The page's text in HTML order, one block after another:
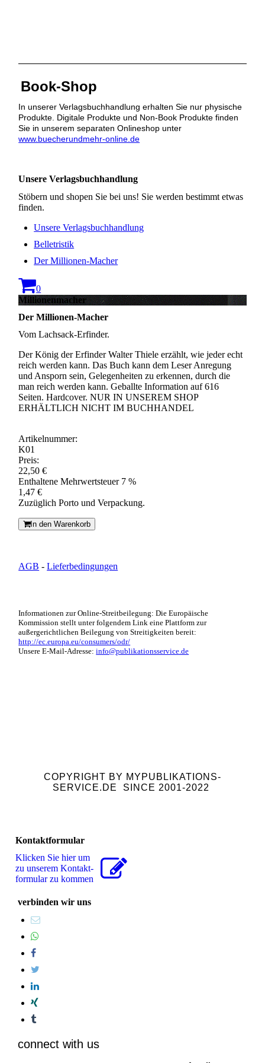
Book-Shop
In unserer Verlagsbuchhandlung erhalten Sie nur physische
Produkte. Digitale Produkte und Non-Book Produkte finden
Sie in unserem separaten Onlineshop unter
www.buecherundmehr-online.de
Unsere Verlagsbuchhandlung
Stöbern und shopen Sie bei uns! Sie werden bestimmt etwas
finden.
Unsere Verlagsbuchhandlung
Belletristik
Der Millionen-Macher
0
Millionenmacher
Der Millionen-Macher
Vom Lachsack-Erfinder.
Der König der Erfinder Walter Thiele erzählt, wie jeder echt
reich werden kann. Das Buch kann dem Leser Anregung
und Ansporn sein, Gelegenheiten zu erkennen, durch die
man reich werden kann. Geballte Information auf 616
Seiten. Hardcover. NUR IN UNSEREM SHOP
ERHÄLTLICH NICHT IM BUCHHANDEL
Artikelnummer:
K01
Preis:
22,50 €
Enthaltene Mehrwertsteuer 7 %
1,47 €
Zuzüglich Porto und Verpackung.
In den Warenkorb
AGB -Lieferbedingungen
Informationen zur Online-Streitbeilegung: Die Europäische
Kommission stellt unter folgendem Link eine Plattform zur
außergerichtlichen Beilegung von Streitigkeiten bereit:
http://ec.europa.eu/consumers/odr/
Unsere E-Mail-Adresse:info@publikationsservice.de
COPYRIGHT BY MYPUBLIKATIONS-
SERVICE.DE SINCE 2001-2022
Kontaktformular
Klicken Sie hier um
zu unserem Kon­takt­
for­mu­lar zu kommen
verbinden wir uns
connect with us